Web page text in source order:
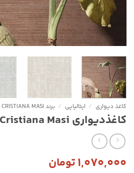
کاغذ دیواری / ایتالیایی / برند CRISTIANA MASI
کاغذدیواری Trame | Cristiana Masi
۱,۰۷۰,۰۰۰تومان